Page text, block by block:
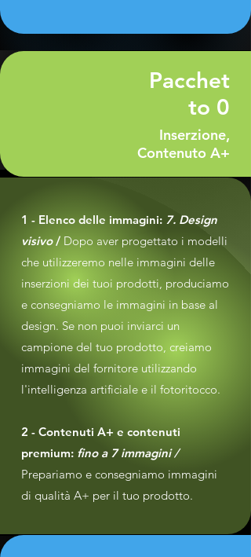
Pacchet
to 0
Inserzione,
Contenuto A+
1 - Elenco delle immagini: 7. Design
visivo / Dopo aver progettato i modelli
che utilizzeremo nelle immagini delle
inserzioni dei tuoi prodotti, produciamo
e consegniamo le immagini in base al
design. Se non puoi inviarci un
campione del tuo prodotto, creiamo
immagini del fornitore utilizzando
l'intelligenza artificiale e il fotoritocco.
2 - Contenuti A+ e contenuti
premium: fino a 7 immagini /
Prepariamo e consegniamo immagini
di qualità A+ per il tuo prodotto.